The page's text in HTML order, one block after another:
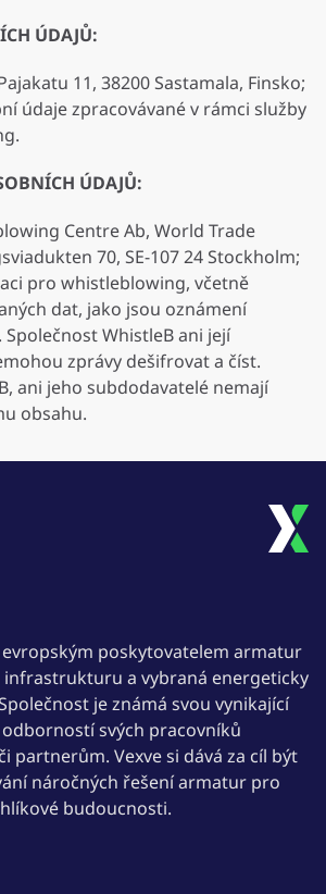
ÚDAJŮ:
11, 38200 Sastamala, Finsko;
údaje zpracovávané v rámci služby
ÚDAJŮ:
Centre Ab, World Trade
70, SE-107 24 Stockholm;
pro whistleblowing, včetně
dat, jako jsou oznámení
WhistleB ani její
zprávy dešifrovat a číst.
ani jeho subdodavatelé nemají
obsahu.
poskytovatelem armatur
a vybraná energeticky
je známá svou vynikající
svých pracovníků
partnerům. Vexve si dává za cíl být
náročných řešení armatur pro
budoucnosti.